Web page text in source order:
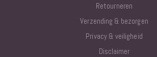
Retourneren
Verzending & bezorgen
Privacy & veiligheid
Disclaimer